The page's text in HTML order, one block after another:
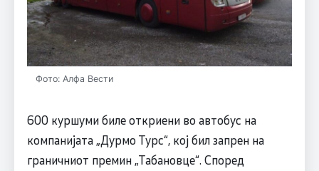
Фото: Алфа Вести
600 куршуми биле откриени во автобус на
компанијата „Дурмо Турс“, кој бил запрен на
граничниот премин „Табановце“. Според